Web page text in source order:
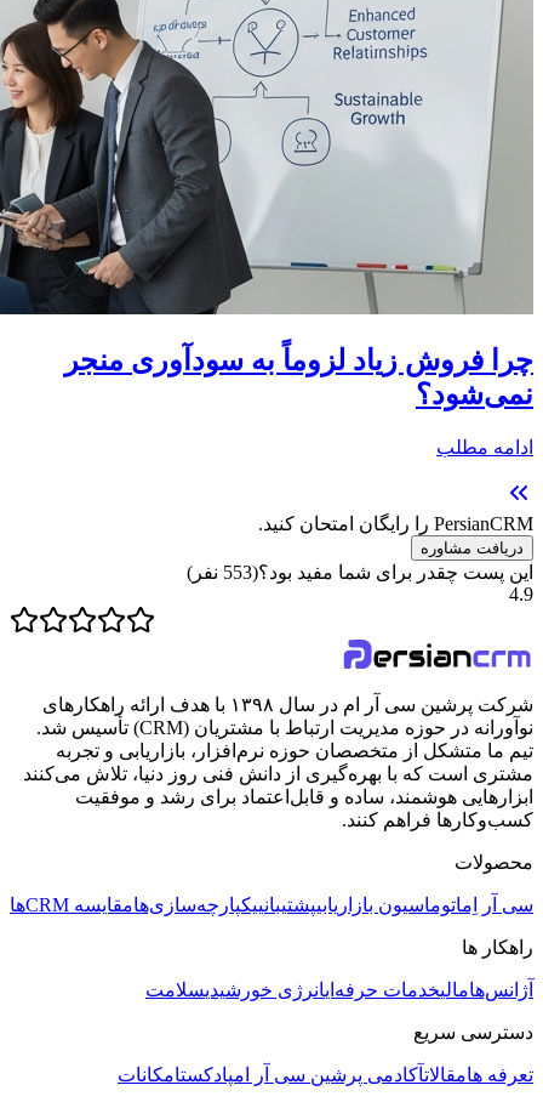
چرا فروش زیاد لزوماً به سودآوری منجر
نمی‌شود؟
ادامه مطلب
PersianCRM را رایگان امتحان کنید.
دریافت مشاوره
این پست چقدر برای شما مفید بود؟(
553 نفر)
4.9
شرکت پرشین سی آر ام در سال ۱۳۹۸ با هدف ارائه راهکارهای
نوآورانه در حوزه مدیریت ارتباط با مشتریان (CRM) تأسیس شد.
تیم ما متشکل از متخصصان حوزه نرم‌افزار، بازاریابی و تجربه
مشتری است که با بهره‌گیری از دانش فنی روز دنیا، تلاش می‌کنند
ابزارهایی هوشمند، ساده و قابل‌اعتماد برای رشد و موفقیت
کسب‌وکارها فراهم کنند.
محصولات
سی آر اِماتوماسیون بازاریابیپشتیبانییکپارچه‌سازی‌هامقایسه CRMها
راهکار ها
آژانس‌هامالیخدمات حرفه‌ایانرژی خورشیدیسلامت
دسترسی سریع
تعرفه هامقالاتآکادمی پرشین سی آر امپادکستامکانات